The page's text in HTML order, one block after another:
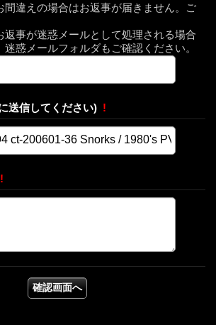
間違えの場合はお返事が届きません。ご
返事が迷惑メールとして処理される場合
惑メールフォルダもご確認ください。
送信してください) !
!